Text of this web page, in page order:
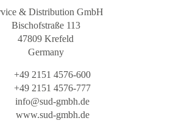
& Distribution GmbH
Bischofstraße 113
47809 Krefeld
Germany
+49 2151 4576-600
+49 2151 4576-777
info@sud-gmbh.de
www.sud-gmbh.de